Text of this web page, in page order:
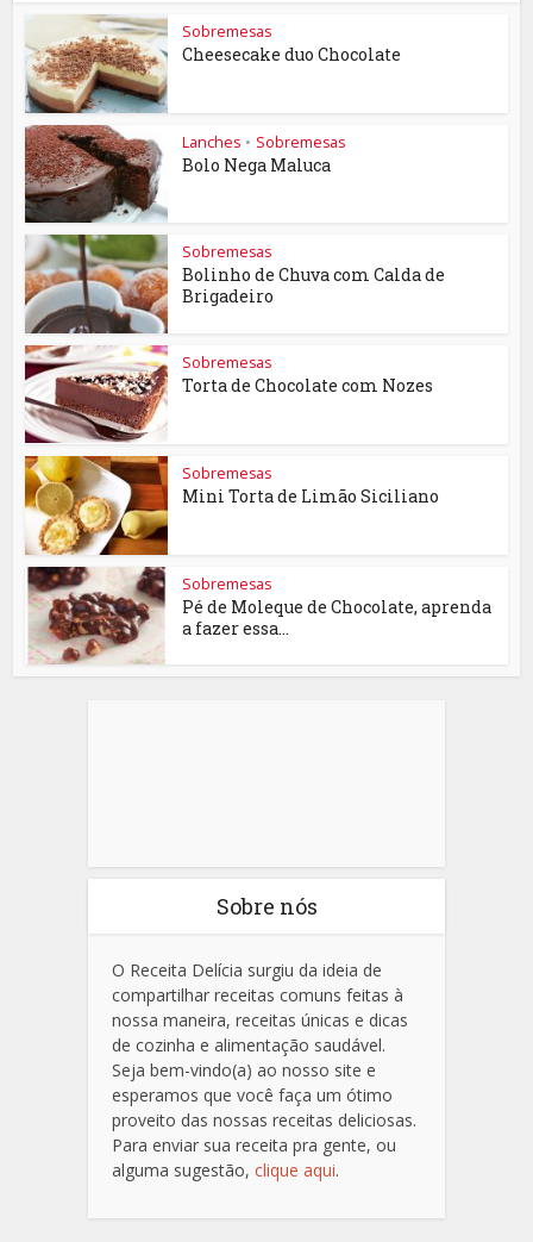
Sobremesas
Cheesecake duo Chocolate
Lanches • Sobremesas
Bolo Nega Maluca
Sobremesas
Bolinho de Chuva com Calda de
Brigadeiro
Sobremesas
Torta de Chocolate com Nozes
Sobremesas
Mini Torta de Limão Siciliano
Sobremesas
Pé de Moleque de Chocolate, aprenda
a fazer essa...
Sobre nós
O Receita Delícia surgiu da ideia de
compartilhar receitas comuns feitas à
nossa maneira, receitas únicas e dicas
de cozinha e alimentação saudável.
Seja bem-vindo(a) ao nosso site e
esperamos que você faça um ótimo
proveito das nossas receitas deliciosas.
Para enviar sua receita pra gente, ou
alguma sugestão, clique aqui.